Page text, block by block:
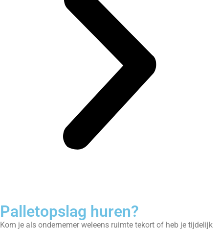
Palletopslag huren?
Kom je als ondernemer weleens ruimte tekort of heb je tijdelijk